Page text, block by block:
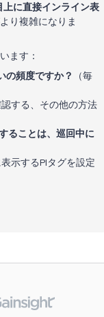
上に直接インライン表
り複雑になりま
ます：
の頻度ですか？
（毎
する、その他の方法
ることは、巡回中に
示するPIタグを設定